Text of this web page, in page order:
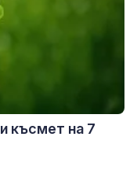
късмет на 7